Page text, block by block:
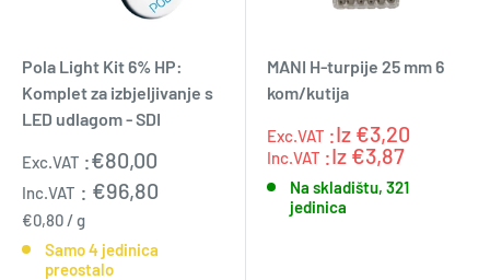
Pola Light Kit 6% HP:
Komplet za izbjeljivanje s
LED udlagom - SDI
Prodajna
cijena
Exc.VAT :€80,00
Inc.VAT : €96,80
€0,80 /g
Samo 4 jedinica
preostalo
MANI H-turpije 25 mm 6
kom/kutija
Exc.VAT
:0.0
Exc.VAT :Iz €3,20
Inc.VAT :Iz €3,87
Na skladištu, 321
jedinica